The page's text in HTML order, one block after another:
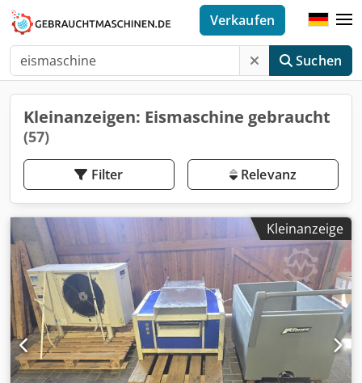
Suchen
Verkaufen
Kleinanzeigen: Eismaschine gebraucht
(57)
Filter Relevanz
Kleinanzeige